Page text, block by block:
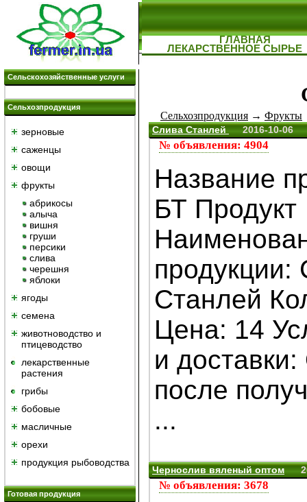
ГЛАВНАЯ
ЛЕКАРСТВЕННОЕ СЫРЬЕ
Сельскохозяйственные услуги
Сельхозпродукция
зерновые
саженцы
овощи
фрукты
абрикосы
алыча
вишня
груши
персики
слива
черешня
яблоки
ягоды
семена
животноводство и
птицеводство
лекарственные
растения
грибы
бобовые
масличные
орехи
продукция рыбоводства
Готовая продукция
Сельхозпродукция → Фрукты
№ объявления: 4904
Слива Станлей 2016-10-06
Название
БТ Продукт
продукции:
Станлей
Цена: 14
и
после
...
№ объявления: 3678
Чернослив вяленый оптом